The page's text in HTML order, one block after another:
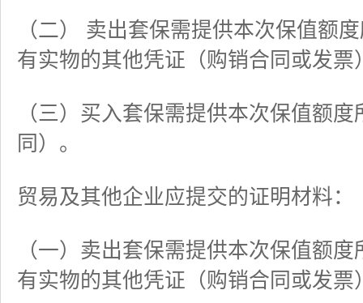
（二） 卖出套保需提供本次保值额
有实物的其他凭证（购销合同或发票
（三）买入套保需提供本次保值额
同）。
贸易及其他企业应提交的证明材料：
（一）卖出套保需提供本次保值额
有实物的其他凭证（购销合同或发票